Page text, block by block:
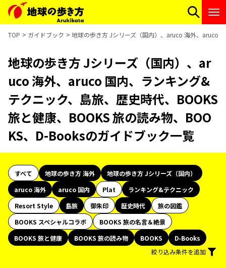
TOP ガイドブック 地球の歩き方 Jシリーズ（国内）、aruco 海外、aruco
地球の歩き方 Jシリーズ（国内）、ar
uco 海外、aruco 国内、ランキング&
テクニック、島旅、歴史時代、BOOKS
旅と健康、BOOKS 旅の読み物、BOO
KS、D-Booksのガイドブック一覧
すべて 地球の歩き方 海外
地球の歩き方 Jシリーズ（国内）
aruco 海外
aruco 国内 Plat
ランキング&テクニック
Resort Style
島旅 御朱印 歴史時代
旅の図鑑
BOOKS スペシャルコラボ
BOOKS 旅の名言＆絶景
BOOKS 旅と健康
BOOKS 旅の読み物 BOOKS
D-Books
絞り込み条件を追加